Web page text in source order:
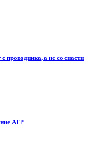
проводника, а не со снасти
АГР